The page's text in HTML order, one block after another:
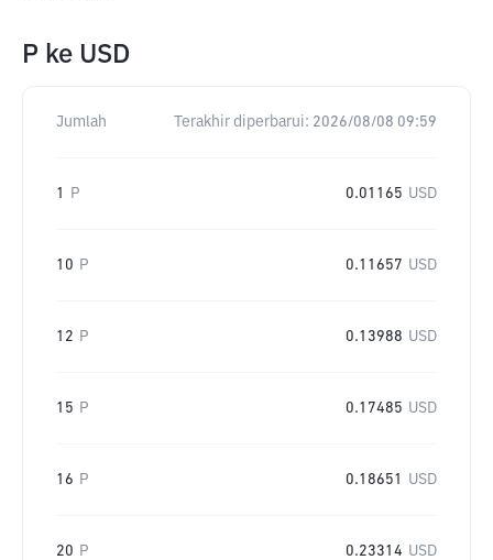
P ke USD
Jumlah Terakhir diperbarui: 2026/08/08 09:59
1 P 0.01165 USD
10 P 0.11657 USD
12 P 0.13988 USD
15 P 0.17485 USD
16 P 0.18651 USD
20 P 0.23314 USD